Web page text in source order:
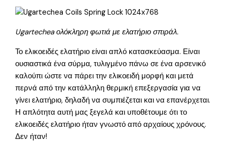
Ugartechea ολόκληρη φωτιά με ελατήριο σπιράλ.
Το ελικοειδές ελατήριο είναι απλό κατασκεύασμα. Είναι
ουσιαστικά ένα σύρμα, τυλιγμένο πάνω σε ένα αρσενικό
καλούπι ώστε να πάρει την ελικοειδή μορφή και μετά
περνά από την κατάλληλη θερμική επεξεργασία για να
γίνει ελατήριο, δηλαδή να συμπιέζεται και να επανέρχεται.
Η απλότητα αυτή μας ξεγελά και υποθέτουμε ότι το
ελικοειδές ελατήριο ήταν γνωστό από αρχαίους χρόνους.
Δεν ήταν!